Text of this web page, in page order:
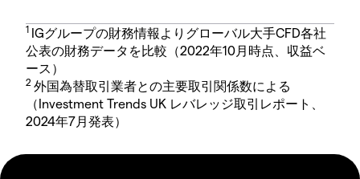
1 IGグループの財務情報よりグローバル大手CFD各社
公表の財務データを比較（2022年10月時点、収益ベ
ース）
2 外国為替取引業者との主要取引関係数による
（Investment Trends UK レバレッジ取引レポート、
2024年7月発表）